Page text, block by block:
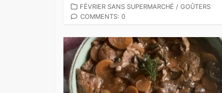
CATEGORIES
FÉVRIER SANS SUPERMARCHÉ / GOÛTERS
COMMENTS: 0